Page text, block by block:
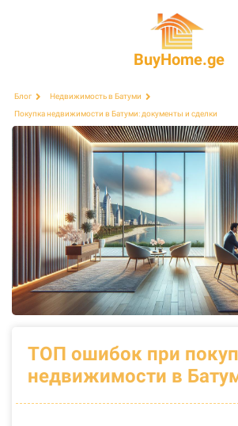
BuyHome.ge
Блог Недвижимость в Батуми
Покупка недвижимости в Батуми: документы и сделки
ТОП ошибок при
недвижимости в